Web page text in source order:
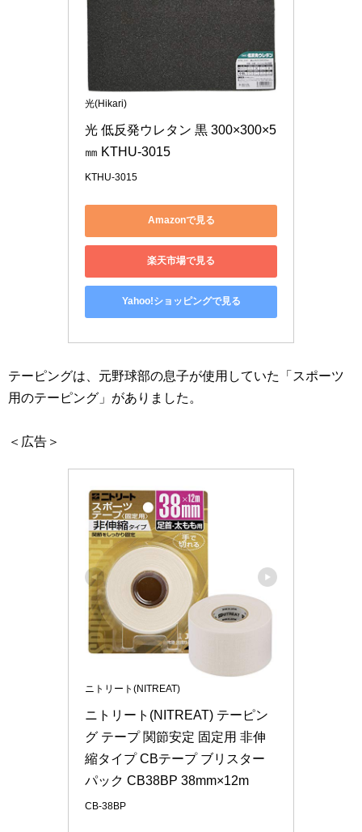
光(Hikari)
光 低反発ウレタン 黒 300×300×5
㎜ KTHU-3015
KTHU-3015
Amazonで見る
楽天市場で見る
Yahoo!ショッピングで見る
テーピングは、元野球部の息子が使用していた「スポーツ
用のテーピング」がありました。
＜広告＞
ニトリート(NITREAT)
ニトリート(NITREAT) テーピン
グ テープ 関節安定 固定用 非伸
縮タイプ CBテープ ブリスター
パック CB38BP 38mm×12m
CB-38BP